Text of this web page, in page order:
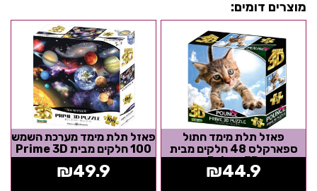
מוצרים דומים:
פאזל תלת מימד חתול
ספארקלס 48 חלקים מבית
Prime 3D
₪44.9
פאזל תלת מימד מערכת השמש
100 חלקים מבית Prime 3D
₪49.9